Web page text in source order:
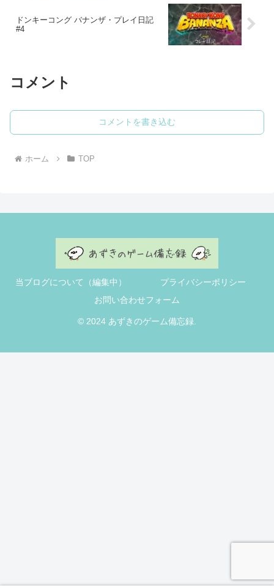
ドンキーコング バナンザ・プレイ日記
#4
コメント
コメントを書き込む
ホーム TOP
当ブログについて（編集中）
プライバシーポリシー
お問い合わせフォーム
© 2024 あずきのゲーム備忘録.